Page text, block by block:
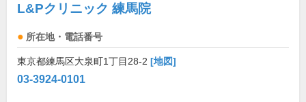
L&Pクリニック 練馬院
所在地・電話番号
東京都練馬区大泉町1丁目28-2 [地図]
03-3924-0101